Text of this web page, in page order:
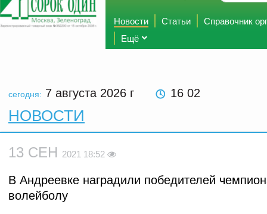
Новости Статьи
Справочник
Ещё
сегодня: 7 августа 2026 г 16 02
НОВОСТИ
13 СЕН 2021 18:52
В Андреевке наградили победителей
волейболу